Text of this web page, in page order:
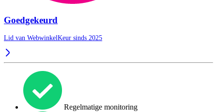
Goedgekeurd
Lid van WebwinkelKeur sinds 2025
Regelmatige monitoring